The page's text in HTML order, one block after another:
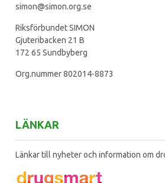
simon@simon.org.se
Riksförbundet SIMON
Gjuteribacken 21 B
172 65 Sundbyberg
Org.nummer 802014-8873
LÄNKAR
Länkar till nyheter och information om